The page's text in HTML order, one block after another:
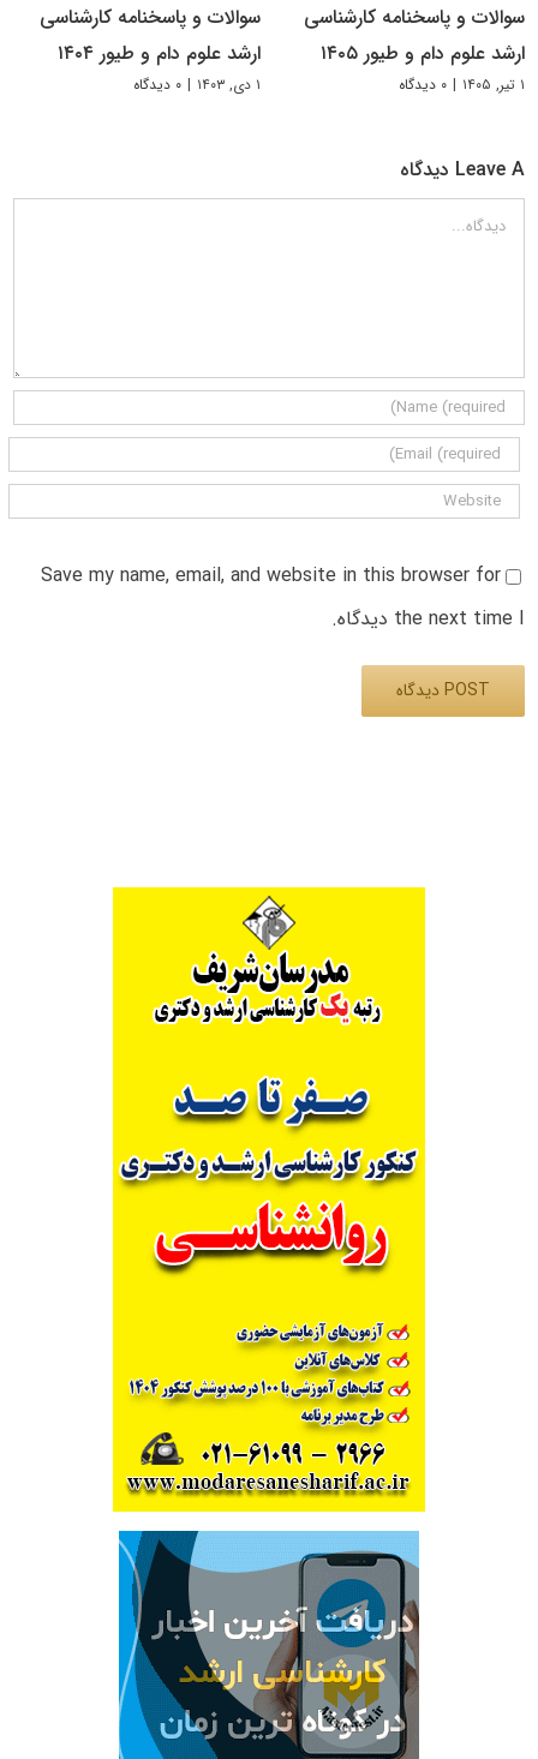
سوالات و پاسخنامه کارشناسی
ارشد علوم دام و طیور ۱۴۰۵
۱ تیر, ۱۴۰۵ | ۰ دیدگاه
سوالات و پاسخنامه کارشناسی
ارشد علوم دام و طیور ۱۴۰۴
۱ دی, ۱۴۰۳ | ۰ دیدگاه
Leave A دیدگاه
دیدگاه
Save my name, email, and website in this browser for
the next time I دیدگاه.